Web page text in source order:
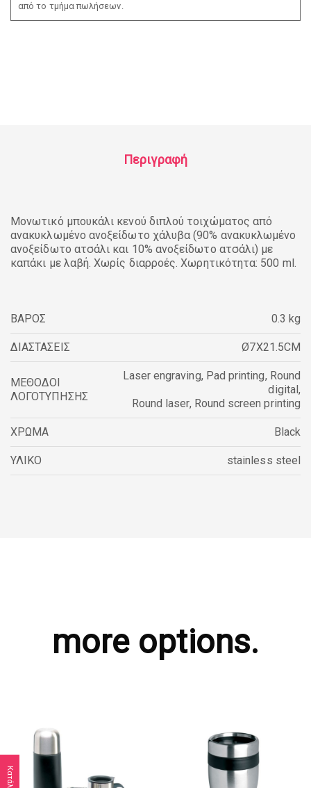
από το τμήμα πωλήσεων.
Περιγραφή
Μονωτικό μπουκάλι κενού διπλού τοιχώματος από
ανακυκλωμένο ανοξείδωτο χάλυβα (90% ανακυκλωμένο
ανοξείδωτο ατσάλι και 10% ανοξείδωτο ατσάλι) με
καπάκι με λαβή. Χωρίς διαρροές. Χωρητικότητα: 500 ml.
ΒΑΡΟΣ 0.3 kg
ΔΙΑΣΤΑΣΕΙΣ Ø7X21.5CM
ΜΕΘΟΔΟΙ
ΛΟΓΟΤΥΠΗΣΗΣ
Laser engraving, Pad printing, Round
digital ,
Round laser, Round screen printing
ΧΡΩΜΑ Black
ΥΛΙΚΟ stainless steel
more options.